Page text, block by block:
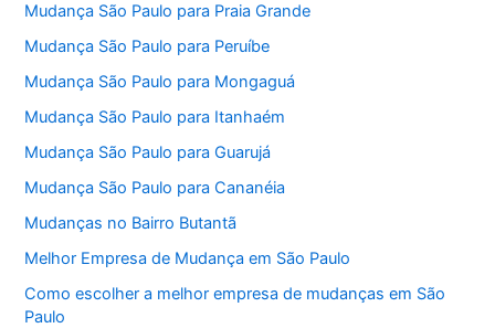
Mudança São Paulo para Praia Grande
Mudança São Paulo para Peruíbe
Mudança São Paulo para Mongaguá
Mudança São Paulo para Itanhaém
Mudança São Paulo para Guarujá
Mudança São Paulo para Cananéia
Mudanças no Bairro Butantã
Melhor Empresa de Mudança em São Paulo
Como escolher a melhor empresa de mudanças em São
Paulo